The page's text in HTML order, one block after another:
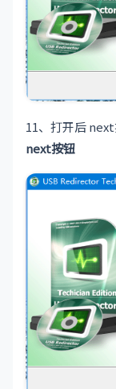
11、打开后
next按钮